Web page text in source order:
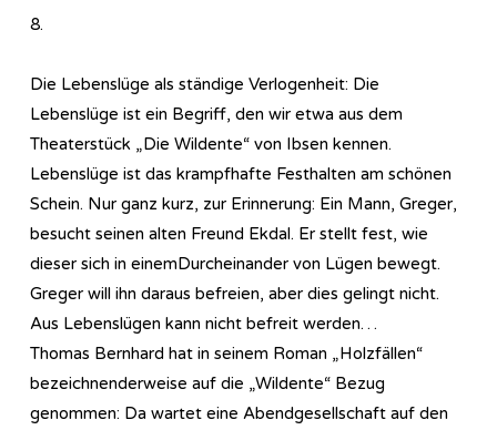
8.
Die Lebenslüge als ständige Verlogenheit: Die
Lebenslüge ist ein Begriff, den wir etwa aus dem
Theaterstück „Die Wildente“ von Ibsen kennen.
Lebenslüge ist das krampfhafte Festhalten am schönen
Schein. Nur ganz kurz, zur Erinnerung: Ein Mann, Greger,
besucht seinen alten Freund Ekdal. Er stellt fest, wie
dieser sich in einemDurcheinander von Lügen bewegt.
Greger will ihn daraus befreien, aber dies gelingt nicht.
Aus Lebenslügen kann nicht befreit werden…
Thomas Bernhard hat in seinem Roman „Holzfällen“
bezeichnenderweise auf die „Wildente“ Bezug
genommen: Da wartet eine Abendgesellschaft auf den